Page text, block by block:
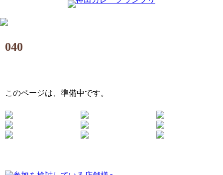
040
このページは、準備中です。